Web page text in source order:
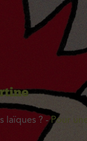
laïques ? -Pour